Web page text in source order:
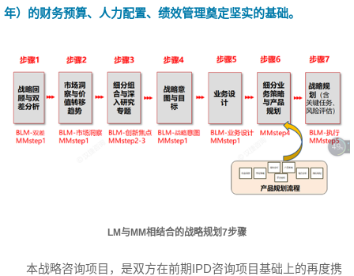
年）的财务预算、人力配置、绩效管理奠定坚实的基础。
LM与MM相结合的战略规划7步骤
本战略咨询项目，是双方在前期IPD咨询项目基础上的再度携